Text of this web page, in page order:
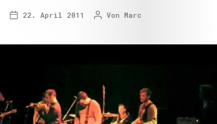
22. April 2011 Von Marc